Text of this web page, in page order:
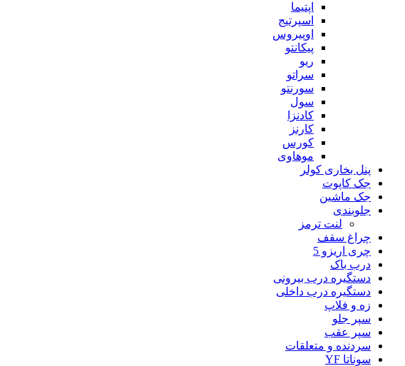
اپتیما
اسپرتیج
اوپیروس
پیکانتو
ریو
سراتو
سورنتو
سول
کادنزا
کارنز
کورس
موهاوی
پنل بخاری کولر
جک کاپوت
جک ماشین
جلوبندی
لنت ترمز
چراغ سقف
چری اریزو 5
درب باک
دستگیره درب بیرونی
دستگیره درب داخلی
زه و فلاپ
سپر جلو
سپر عقب
سردنده و متعلقات
سوناتا YF